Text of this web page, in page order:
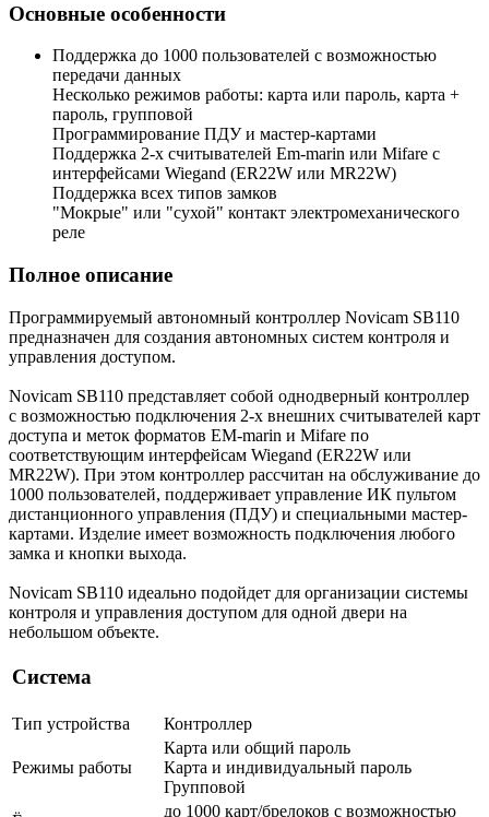
Основные особенности
Поддержка до 1000 пользователей с возможностью
передачи данных
Несколько режимов работы: карта или пароль, карта +
пароль, групповой
Программирование ПДУ и мастер-картами
Поддержка 2-х считывателей Em-marin или Mifare с
интерфейсами Wiegand (ER22W или MR22W)
Поддержка всех типов замков
"Мокрые" или "сухой" контакт электромеханического
реле
Полное описание
Программируемый автономный контроллер Novicam SB110
предназначен для создания автономных систем контроля и
управления доступом.
Novicam SB110 представляет собой однодверный контроллер
с возможностью подключения 2-х внешних считывателей карт
доступа и меток форматов EM-marin и Mifare по
соответствующим интерфейсам Wiegand (ER22W или
MR22W). При этом контроллер рассчитан на обслуживание до
1000 пользователей, поддерживает управление ИК пультом
дистанционного управления (ПДУ) и специальными мастер-
картами. Изделие имеет возможность подключения любого
замка и кнопки выхода.
Novicam SB110 идеально подойдет для организации системы
контроля и управления доступом для одной двери на
небольшом объекте.
Система
Тип устройства Контроллер
Режимы работы
Карта или общий пароль
Карта и индивидуальный пароль
Групповой
до 1000 карт/брелоков c возможностью